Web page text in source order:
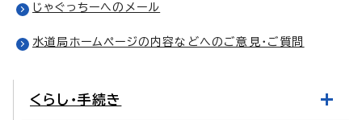
じゃぐっちーへのメール
水道局ホームページの内容などへのご意見・ご質問
くらし・手続き